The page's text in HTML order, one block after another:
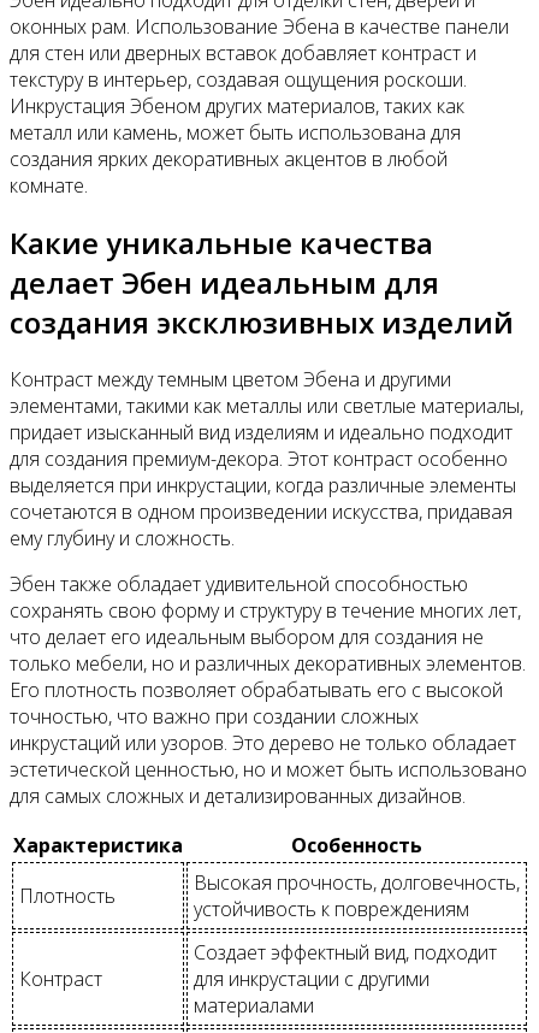
оконных рам. Использование Эбена в качестве панели
для стен или дверных вставок добавляет контраст и
текстуру в интерьер, создавая ощущения роскоши.
Инкрустация Эбеном других материалов, таких как
металл или камень, может быть использована для
создания ярких декоративных акцентов в любой
комнате.
Какие уникальные качества
делает Эбен идеальным для
создания эксклюзивных изделий
Контраст между темным цветом Эбена и другими
элементами, такими как металлы или светлые материалы,
придает изысканный вид изделиям и идеально подходит
для создания премиум-декора. Этот контраст особенно
выделяется при инкрустации, когда различные элементы
сочетаются в одном произведении искусства, придавая
ему глубину и сложность.
Эбен также обладает удивительной способностью
сохранять свою форму и структуру в течение многих лет,
что делает его идеальным выбором для создания не
только мебели, но и различных декоративных элементов.
Его плотность позволяет обрабатывать его с высокой
точностью, что важно при создании сложных
инкрустаций или узоров. Это дерево не только обладает
эстетической ценностью, но и может быть использовано
для самых сложных и детализированных дизайнов.
Характеристика
Особенность
Плотность
Высокая прочность, долговечность,
устойчивость к повреждениям
Контраст
Создает эффектный вид, подходит
для инкрустации с другими
материалами